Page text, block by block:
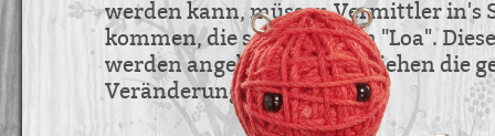
werden kann, müssen Vermittler in's
kommen, die sogenannten "Loa".
werden angebetet, sie vollziehen die
Veränderungen im Voodoo.